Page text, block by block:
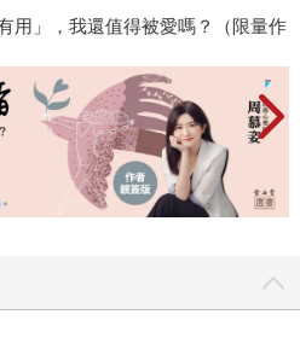
」，我還值得被愛嗎？（限量作